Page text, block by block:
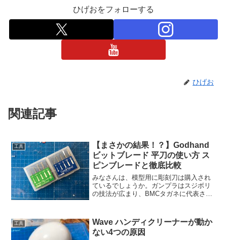
ひげおをフォローする
ひげお
関連記事
工具
【まさかの結果！？】Godhand
ビットブレード 平刀の使い方 ス
ピンブレードと徹底比較
みなさんは、模型用に彫刻刀は購入され
ているでしょうか。ガンプラはスジボリ
の技法が広まり、BMCタガネに代表され
れたりしています。そこで本記事では、
彫刻刀として代表的なG...
工具
Wave ハンディクリーナーが動か
ない4つの原因